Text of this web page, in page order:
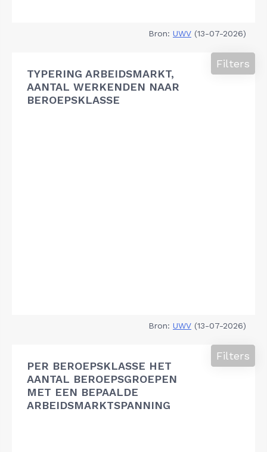
Bron: UWV (13-07-2026)
TYPERING ARBEIDSMARKT,
AANTAL WERKENDEN NAAR
BEROEPSKLASSE
Filters
Bron: UWV (13-07-2026)
PER BEROEPSKLASSE HET
AANTAL BEROEPSGROEPEN
MET EEN BEPAALDE
ARBEIDSMARKTSPANNING
Filters